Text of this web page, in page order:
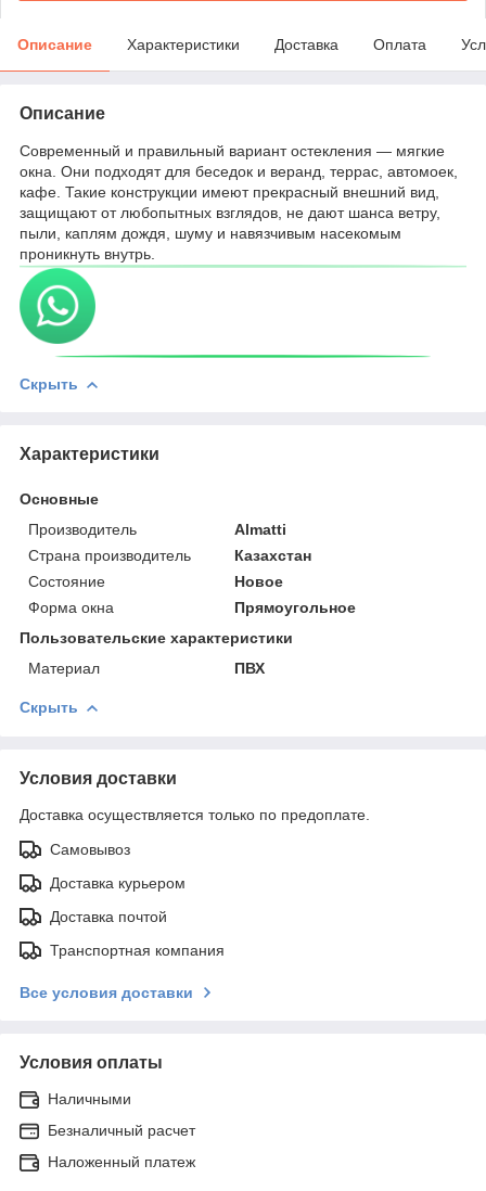
Описание Характеристики Доставка Оплата
Описание
Современный и правильный вариант остекления — мягкие
окна. Они подходят для беседок и веранд, террас, автомоек,
кафе. Такие конструкции имеют прекрасный внешний вид,
защищают от любопытных взглядов, не дают шанса ветру,
пыли, каплям дождя, шуму и навязчивым насекомым
проникнуть внутрь.
Скрыть
Характеристики
Основные
Производитель
Almatti
Страна производитель
Казахстан
Состояние
Новое
Форма окна
Прямоугольное
Пользовательские характеристики
Материал
ПВХ
Скрыть
Условия доставки
Доставка осуществляется только по предоплате.
Самовывоз
Доставка курьером
Доставка почтой
Транспортная компания
Все условия доставки
Условия оплаты
Наличными
Безналичный расчет
Наложенный платеж